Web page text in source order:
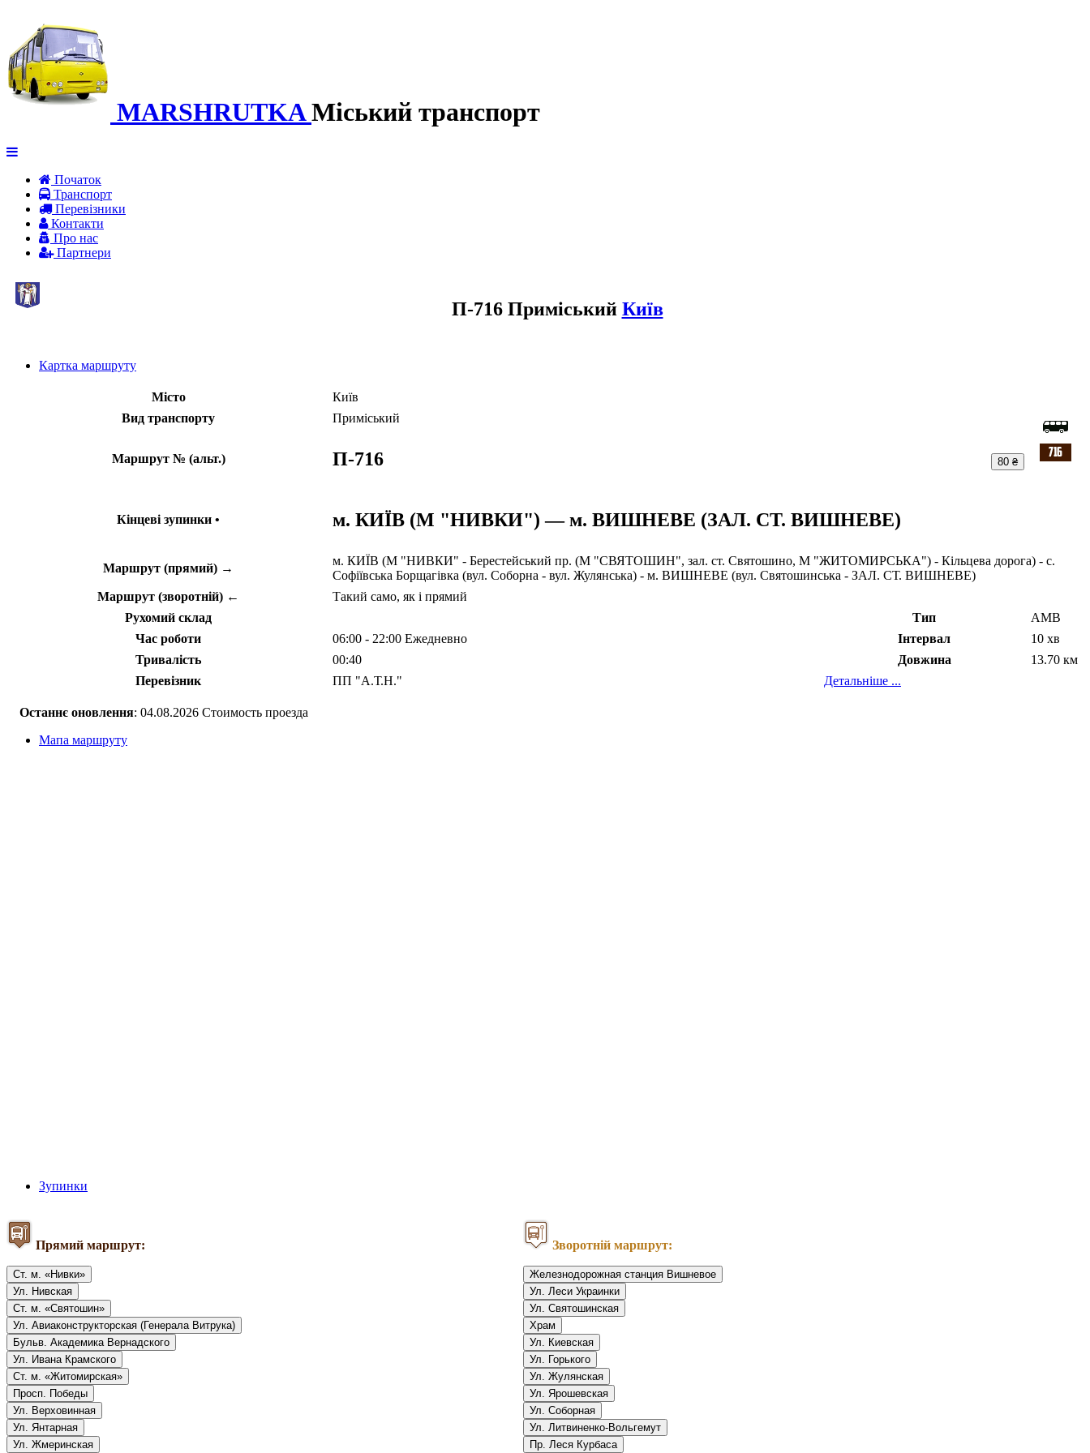
MARSHRUTKA Міський транспорт
Початок
Транспорт
Перевiзники
Контакти
Про нас
Партнери
П-716 Приміський Київ
Картка маршруту
Місто
Київ
Вид транспорту
Приміський
Маршрут № (альт.) П-716 80 ₴
Кінцеві зупинки • м. КИЇВ (М "НИВКИ") — м. ВИШНЕВЕ (ЗАЛ. СТ. ВИШНЕВЕ)
Маршрут (прямий) →
м. КИЇВ (М "НИВКИ" - Берестейський пр. (М "СВЯТОШИН", зал. ст. Святошино, М "ЖИТОМИРСЬКА") - Кільцева дорога) - с.
Софіївська Борщагівка (вул. Соборна - вул. Жулянська) - м. ВИШНЕВЕ (вул. Святошинська - ЗАЛ. СТ. ВИШНЕВЕ)
Маршрут (зворотній) ←
Такий само, як і прямий
Рухомий склад
Тип
АМВ
Час роботи
06:00 - 22:00 Ежедневно Інтервал
10 хв
Тривалість
00:40 Довжина
13.70 км
Перевізник
ПП "А.Т.Н." Детальніше ...
Останнє оновлення: 04.08.2026 Стоимость проезда
Мапа маршруту
Зупинки
Прямий маршрут:
Ст. м. «Нивки»
Ул. Нивская
Ст. м. «Святошин»
Ул. Авиаконструкторская (Генерала Витрука)
Бульв. Академика Вернадского
Ул. Ивана Крамского
Ст. м. «Житомирская»
Просп. Победы
Ул. Верховинная
Ул. Янтарная
Ул. Жмеринская
Зворотній маршрут:
Железнодорожная станция Вишневое
Ул. Леси Украинки
Ул. Святошинская
Храм
Ул. Киевская
Ул. Горького
Ул. Жулянская
Ул. Ярошевская
Ул. Соборная
Ул. Литвиненко-Вольгемут
Пр. Леся Курбаса